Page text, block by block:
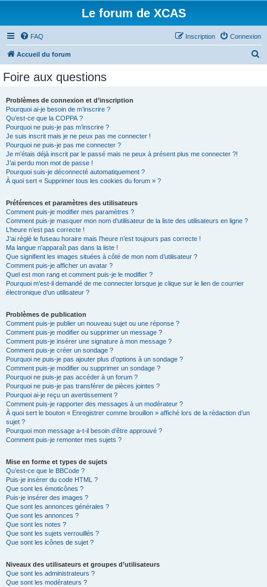
Le forum de XCAS
FAQ Connexion
Inscription
Accueil du forum
Foire aux questions
Problèmes de connexion et d’inscription
Pourquoi ai-je besoin de m’inscrire ?
Qu’est-ce que la COPPA ?
Pourquoi ne puis-je pas m’inscrire ?
Je suis inscrit mais je ne peux pas me connecter !
Pourquoi ne puis-je pas me connecter ?
Je m’étais déjà inscrit par le passé mais ne peux à présent plus me connecter ?!
J’ai perdu mon mot de passe !
Pourquoi suis-je déconnecté automatiquement ?
À quoi sert « Supprimer tous les cookies du forum » ?
Préférences et paramètres des utilisateurs
Comment puis-je modifier mes paramètres ?
Comment puis-je masquer mon nom d’utilisateur de la liste des utilisateurs en ligne ?
L’heure n’est pas correcte !
J’ai réglé le fuseau horaire mais l’heure n’est toujours pas correcte !
Ma langue n’apparaît pas dans la liste !
Que signifient les images situées à côté de mon nom d’utilisateur ?
Comment puis-je afficher un avatar ?
Quel est mon rang et comment puis-je le modifier ?
Pourquoi m’est-il demandé de me connecter lorsque je clique sur le lien de courrier
électronique d’un utilisateur ?
Problèmes de publication
Comment puis-je publier un nouveau sujet ou une réponse ?
Comment puis-je modifier ou supprimer un message ?
Comment puis-je insérer une signature à mon message ?
Comment puis-je créer un sondage ?
Pourquoi ne puis-je pas ajouter plus d’options à un sondage ?
Comment puis-je modifier ou supprimer un sondage ?
Pourquoi ne puis-je pas accéder à un forum ?
Pourquoi ne puis-je pas transférer de pièces jointes ?
Pourquoi ai-je reçu un avertissement ?
Comment puis-je rapporter des messages à un modérateur ?
À quoi sert le bouton « Enregistrer comme brouillon » affiché lors de la rédaction d’un
sujet ?
Pourquoi mon message a-t-il besoin d’être approuvé ?
Comment puis-je remonter mes sujets ?
Mise en forme et types de sujets
Qu’est-ce que le BBCode ?
Puis-je insérer du code HTML ?
Que sont les émoticônes ?
Puis-je insérer des images ?
Que sont les annonces générales ?
Que sont les annonces ?
Que sont les notes ?
Que sont les sujets verrouillés ?
Que sont les icônes de sujet ?
Niveaux des utilisateurs et groupes d’utilisateurs
Que sont les administrateurs ?
Que sont les modérateurs ?